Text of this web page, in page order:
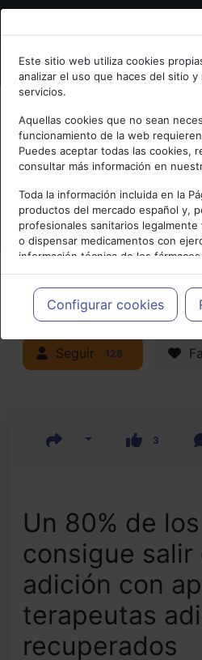
Bienvenid@ a
Escribe tu Email
Accede o regístrate con tu email.
Este sitio web utiliza cookies
analizar el uso que haces del sitio
servicios.
Aquellas cookies que no sean
funcionamiento de la web
Puedes aceptar todas las cookies,
consultar más información en
Toda la información incluida en la
productos del mercado español y,
profesionales sanitarios
o dispensar medicamentos con
información técnica de los
meramente informativo, siendo
profesionales facultados prescribir
cada caso concreto, el tratamiento
necesidades del paciente.
Configurar cookies
Actualidad y Artículos
trastornos por
Seguir 128
3
Un 80% de
consigue salir
adición con
terapeutas
recuperados